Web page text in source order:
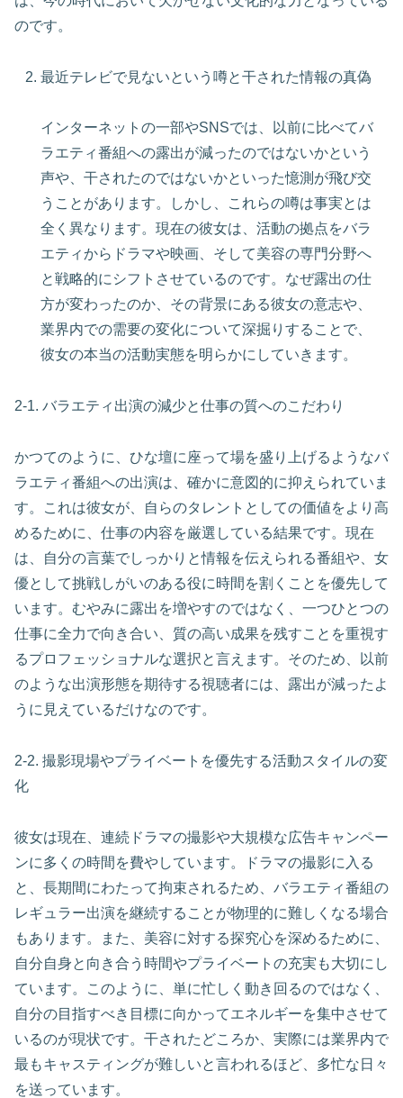
のです。
最近テレビで見ないという噂と干された情報の真偽
インターネットの一部やSNSでは、以前に比べてバ
ラエティ番組への露出が減ったのではないかという
声や、干されたのではないかといった憶測が飛び交
うことがあります。しかし、これらの噂は事実とは
全く異なります。現在の彼女は、活動の拠点をバラ
エティからドラマや映画、そして美容の専門分野へ
と戦略的にシフトさせているのです。なぜ露出の仕
方が変わったのか、その背景にある彼女の意志や、
業界内での需要の変化について深掘りすることで、
彼女の本当の活動実態を明らかにしていきます。
2-1. バラエティ出演の減少と仕事の質へのこだわり
かつてのように、ひな壇に座って場を盛り上げるようなバ
ラエティ番組への出演は、確かに意図的に抑えられていま
す。これは彼女が、自らのタレントとしての価値をより高
めるために、仕事の内容を厳選している結果です。現在
は、自分の言葉でしっかりと情報を伝えられる番組や、女
優として挑戦しがいのある役に時間を割くことを優先して
います。むやみに露出を増やすのではなく、一つひとつの
仕事に全力で向き合い、質の高い成果を残すことを重視す
るプロフェッショナルな選択と言えます。そのため、以前
のような出演形態を期待する視聴者には、露出が減ったよ
うに見えているだけなのです。
2-2. 撮影現場やプライベートを優先する活動スタイルの変
化
彼女は現在、連続ドラマの撮影や大規模な広告キャンペー
ンに多くの時間を費やしています。ドラマの撮影に入る
と、長期間にわたって拘束されるため、バラエティ番組の
レギュラー出演を継続することが物理的に難しくなる場合
もあります。また、美容に対する探究心を深めるために、
自分自身と向き合う時間やプライベートの充実も大切にし
ています。このように、単に忙しく動き回るのではなく、
自分の目指すべき目標に向かってエネルギーを集中させて
いるのが現状です。干されたどころか、実際には業界内で
最もキャスティングが難しいと言われるほど、多忙な日々
を送っています。